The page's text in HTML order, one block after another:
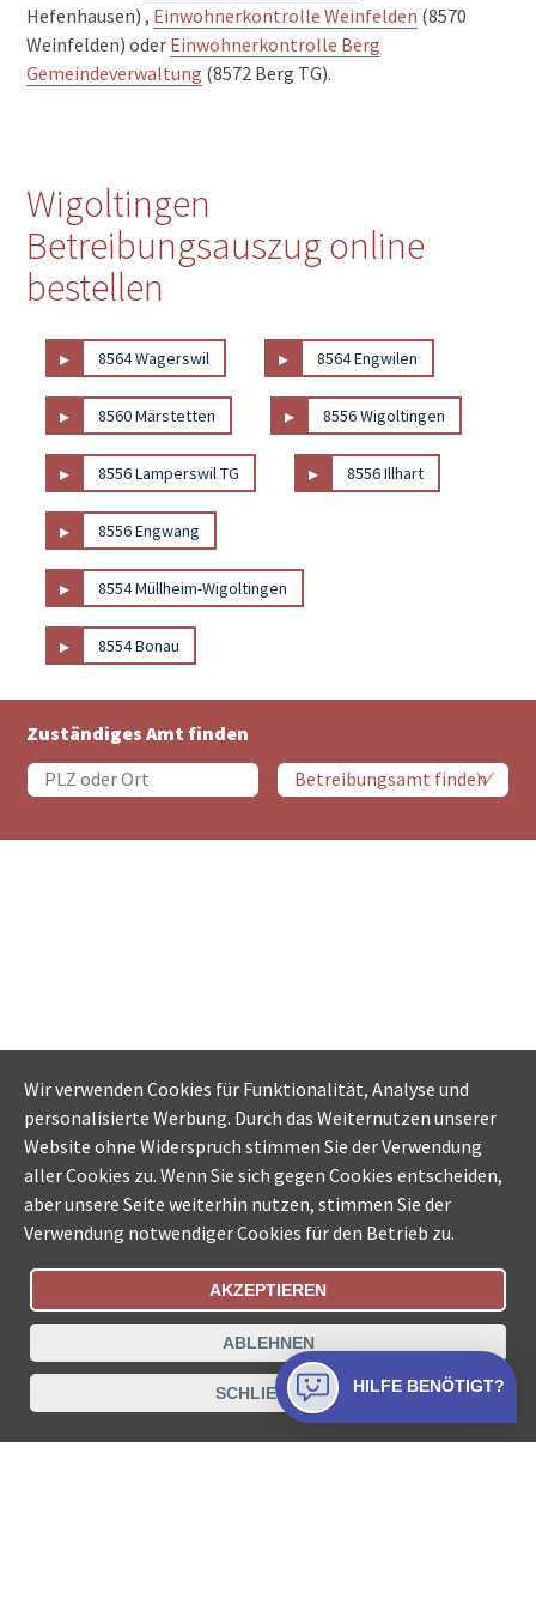
Hefenhausen) , Einwohnerkontrolle Weinfelden (8570
Weinfelden) oder Einwohnerkontrolle Berg
Gemeindeverwaltung (8572 Berg TG).
Wigoltingen
Betreibungsauszug online
bestellen
▸ 8564 Wagerswil ▸ 8564 Engwilen
▸ 8560 Märstetten ▸ 8556 Wigoltingen
▸ 8556 Lamperswil TG ▸ 8556 Illhart
▸ 8556 Engwang
▸ 8554 Müllheim-Wigoltingen
▸ 8554 Bonau
Zuständiges Amt finden
Bestellungsstatus Ämtersuche der Schweiz
Datenschutz Impressum Nutzungsbestimmungen
Kontakt
Wir verwenden Cookies für Funktionalität, Analyse und
personalisierte Werbung. Durch das Weiternutzen unserer
Website ohne Widerspruch stimmen Sie der Verwendung
aller Cookies zu. Wenn Sie sich gegen Cookies entscheiden,
aber unsere Seite weiterhin nutzen, stimmen Sie der
Verwendung notwendiger Cookies für den Betrieb zu.
AKZEPTIEREN
ABLEHNEN
SCHLIESSEN HILFE BENÖTIGT?